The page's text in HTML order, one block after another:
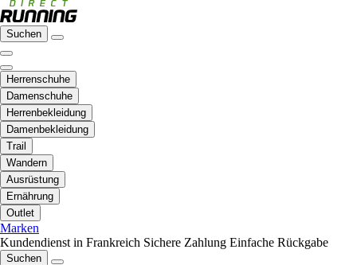
Suchen
Herrenschuhe
Damenschuhe
Herrenbekleidung
Damenbekleidung
Trail
Wandern
Ausrüstung
Ernährung
Outlet
Marken
Kundendienst in Frankreich Sichere Zahlung Einfache Rückgabe
Suchen